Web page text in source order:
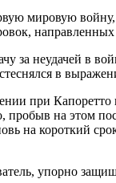
мировую
за неудачей в
в
при
на этом
на короткий
упорно